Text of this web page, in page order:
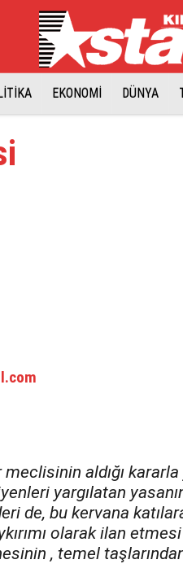
EKONOMİ DÜNYA
aldığı kararla
yargılatan
de, bu kervana
olarak ilan
, temel